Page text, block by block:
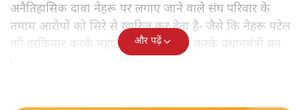
अनैतिहासिक दावा नेहरू पर लगाए जाने वाले संघ परिवार के
तमाम आरोपों को सिरे से खारिज कर देता है- जैसे कि नेहरू पटेल
को दरकिनार करके महात्मा गांधी को खुश करके प्रधानमंत्री बन
गए थे।
और पढ़ें